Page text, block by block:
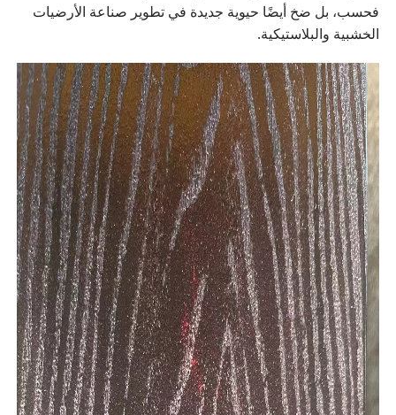
فحسب، بل ضخ أيضًا حيوية جديدة في تطوير صناعة الأرضيات
الخشبية والبلاستيكية.